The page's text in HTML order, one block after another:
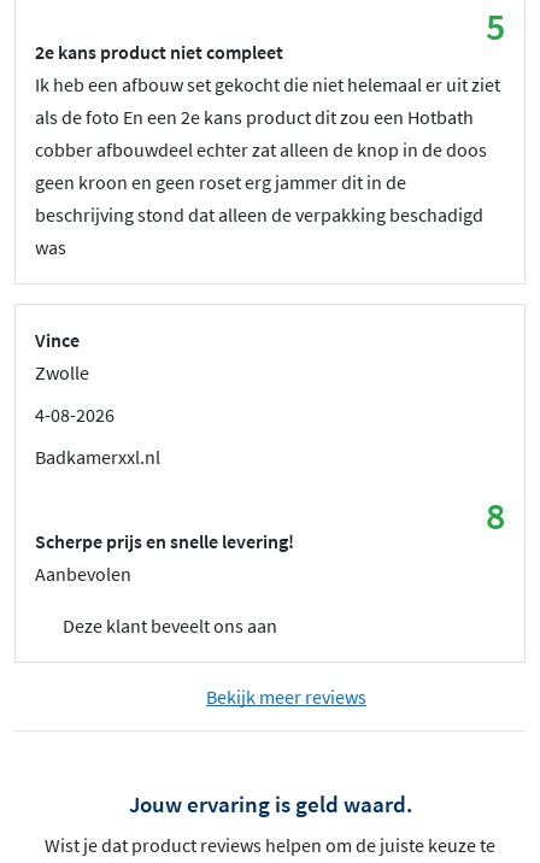
5
2e kans product niet compleet
Ik heb een afbouw set gekocht die niet helemaal er uit ziet
als de foto En een 2e kans product dit zou een Hotbath
cobber afbouwdeel echter zat alleen de knop in de doos
geen kroon en geen roset erg jammer dit in de
beschrijving stond dat alleen de verpakking beschadigd
was
Vince
Zwolle
4-08-2026
Badkamerxxl.nl
8
Scherpe prijs en snelle levering!
Aanbevolen
Deze klant beveelt ons aan
Bekijk meer reviews
Jouw ervaring is geld waard.
Wist je dat product reviews helpen om de juiste keuze te